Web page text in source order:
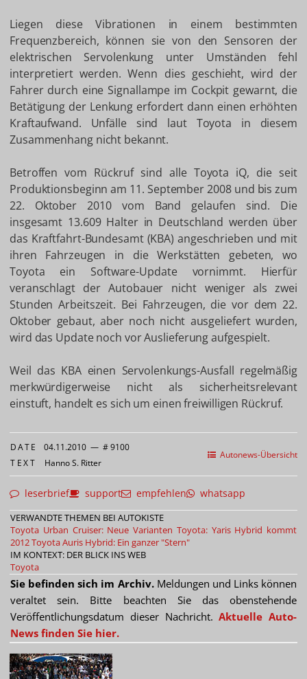
Liegen diese Vibrationen in einem bestimmten
Frequenzbereich, können sie von den Sensoren der
elektrischen Servolenkung unter Umständen fehl
interpretiert werden. Wenn dies geschieht, wird der
Fahrer durch eine Signallampe im Cockpit gewarnt, die
Betätigung der Lenkung erfordert dann einen erhöhten
Kraftaufwand. Unfälle sind laut Toyota in diesem
Zusammenhang nicht bekannt.
Betroffen vom Rückruf sind alle Toyota iQ, die seit
Produktionsbeginn am 11. September 2008 und bis zum
22. Oktober 2010 vom Band gelaufen sind. Die
insgesamt 13.609 Halter in Deutschland werden über
das Kraftfahrt-Bundesamt (KBA) angeschrieben und mit
ihren Fahrzeugen in die Werkstätten gebeten, wo
Toyota ein Software-Update vornimmt. Hierfür
veranschlagt der Autobauer nicht weniger als zwei
Stunden Arbeitszeit. Bei Fahrzeugen, die vor dem 22.
Oktober gebaut, aber noch nicht ausgeliefert wurden,
wird das Update noch vor Auslieferung aufgespielt.
Weil das KBA einen Servolenkungs-Ausfall regelmäßig
merkwürdigerweise nicht als sicherheitsrelevant
einstuft, handelt es sich um einen freiwilligen Rückruf.
Autonews-Übersicht
DATE 04.11.2010 — # 9100
TEXT Hanno S. Ritter
leserbrief support empfehlen whatsapp
VERWANDTE THEMEN BEI AUTOKISTE
Toyota Urban Cruiser: Neue Varianten Toyota: Yaris Hybrid kommt
2012Toyota Auris Hybrid: Ein ganzer "Stern"
IM KONTEXT: DER BLICK INS WEB
Toyota
Sie befinden sich im Archiv.Meldungen und Links können
veraltet sein. Bitte beachten Sie das obenstehende
Veröffentlichungsdatum dieser Nachricht.Aktuelle Auto-
News finden Sie hier.